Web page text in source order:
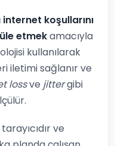
koşullarını
etmekamacıyla
kullanılarak
iletimi sağlanır ve
lossve jittergibi
ve